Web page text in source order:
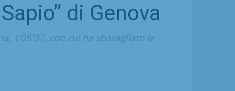
di Genova
con cui ha sbaragliato le